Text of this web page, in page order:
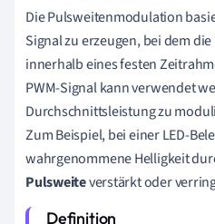
Die Pulsweitenmodulation
Signal zu erzeugen, bei dem die
innerhalb eines festen
PWM-Signal kann verwendet
Durchschnittsleistung zu
Zum Beispiel, bei einer LED-
wahrgenommene Helligkeit
Pulsweiteverstärkt oder